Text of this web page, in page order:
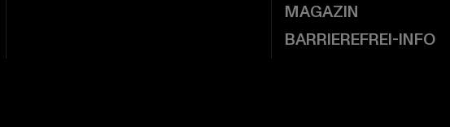
MAGAZIN
BARRIEREFREI-INFO